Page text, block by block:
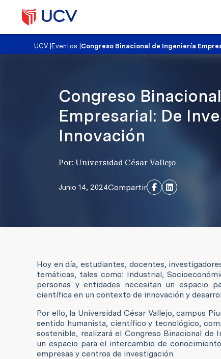
UCV Eventos Congreso Binacional de Ingeniería
Congreso
Empresarial: De
Innovación
Por: Universidad César Vallejo
Junio 14, 2024Compartir
Hoy en día, estudiantes, docentes,
temáticas, tales como: Industrial,
personas y entidades necesitan un espacio
científica en un contexto de innovación y
Por ello, la Universidad César Vallejo, campus
sentido humanista, científico y tecnológico,
sostenible, realizará el Congreso Binacional de
un espacio para el intercambio de
empresas y centros de investigación.